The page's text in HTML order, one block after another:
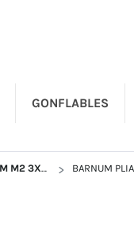
GONFLABLES
3X6M BARNUM